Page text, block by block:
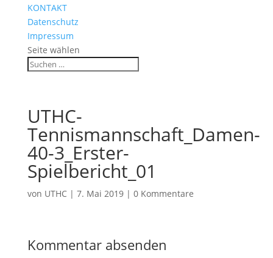
KONTAKT
Datenschutz
Impressum
Seite wählen
UTHC-
Tennismannschaft_Damen-
40-3_Erster-
Spielbericht_01
von UTHC| 7. Mai 2019| 0 Kommentare
Kommentar absenden